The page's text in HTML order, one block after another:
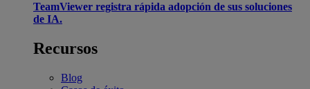
TeamViewer registra rápida adopción de sus soluciones
de IA.
Recursos
Blog